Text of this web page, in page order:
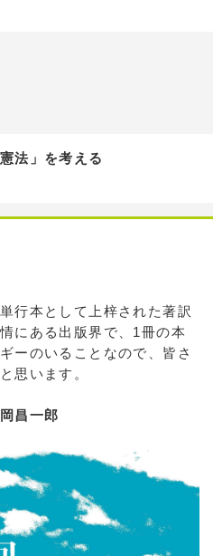
法」を考える
行本として上梓された著訳
にある出版界で、1冊の本
ーのいることなので、皆さ
思います。
昌一郎